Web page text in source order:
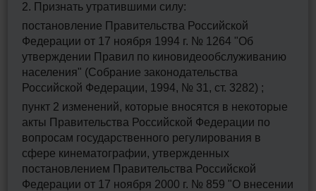
2. Признать утратившими силу:
постановление Правительства Российской
Федерации от 17 ноября 1994 г. № 1264 "Об
утверждении Правил по киновидеообслуживанию
населения" (Собрание законодательства
Российской Федерации, 1994, № 31, ст. 3282) ;
пункт 2 изменений, которые вносятся в некоторые
акты Правительства Российской Федерации по
вопросам государственного регулирования в
сфере кинематографии, утвержденных
постановлением Правительства Российской
Федерации от 17 ноября 2000 г. № 859 "О внесении